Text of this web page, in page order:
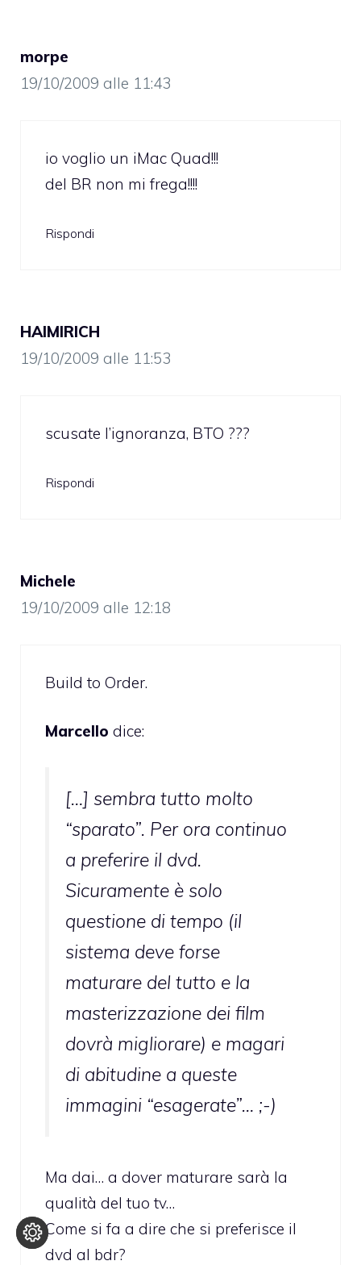
morpe
19/10/2009 alle 11:43
io voglio un iMac Quad!!!
del BR non mi frega!!!!
Rispondi
HAIMIRICH
19/10/2009 alle 11:53
scusate l’ignoranza, BTO ???
Rispondi
Michele
19/10/2009 alle 12:18
Build to Order.
Marcello dice:
[…] sembra tutto molto
“sparato”. Per ora continuo
a preferire il dvd.
Sicuramente è solo
questione di tempo (il
sistema deve forse
maturare del tutto e la
masterizzazione dei film
dovrà migliorare) e magari
di abitudine a queste
immagini “esagerate”… ;-)
Ma dai… a dover maturare sarà la
qualità del tuo tv…
Come si fa a dire che si preferisce il
dvd al bdr?